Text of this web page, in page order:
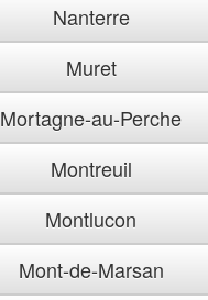
Nanterre
Muret
Mortagne-au-Perche
Montreuil
Montlucon
Mont-de-Marsan